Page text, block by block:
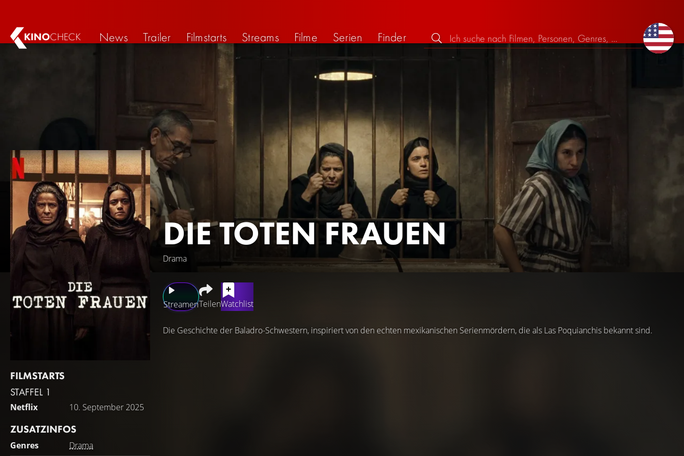
KINOCHECK News Trailer Filmstarts Streams Filme Serien Finder
DIE TOTEN FRAUEN
Drama
FILMSTARTS
STAFFEL 1
Netflix 10. September 2025
ZUSATZINFOS
Genres Drama
StreamenTeilenWatchlist
Die Geschichte der Baladro-Schwestern, inspiriert von den echten mexikanischen Serienmördern, die als Las Poquianchis bekannt sind.